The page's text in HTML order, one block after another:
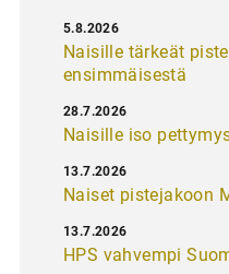
Naisille tärkeät
ensimmäisestä
5.8.2026
Naisille iso
28.7.2026
Naiset pistejakoon
13.7.2026
HPS vahvempi
13.7.2026